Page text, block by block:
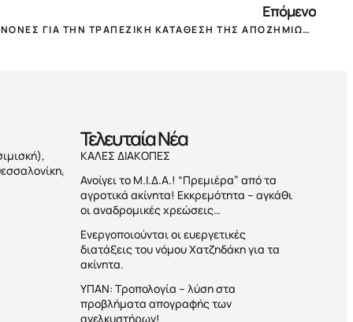
Επόμενο
ΜΕΙΩΣΗ ΕΝΟΙΚΙΩΝ: ΟΙ ΠΕΝΤΕ ΚΑΝΟΝΕΣ ΓΙΑ ΤΗΝ ΤΡΑΠΕΖΙΚΗ ΚΑΤΑΘΕΣΗ ΤΗΣ ΑΠΟΖΗΜΙΩΣΗΣ ΤΩΝ ΕΚΜΙΣΘΩΤΩΝ!
Τελευταία Nέα
ΚΑΛΕΣ ΔΙΑΚΟΠΕΣ
Ανοίγει το Μ.Ι.Δ.Α.! “Πρεμιέρα” από τα
αγροτικά ακίνητα! Εκκρεμότητα – αγκάθι
οι αναδρομικές χρεώσεις…
Ενεργοποιούνται οι ευεργετικές
διατάξεις του νόμου Χατζηδάκη για τα
ακίνητα.
ΥΠΑΝ: Τροπολογία – λύση στα
προβλήματα απογραφής των
ανελκυστήρων!